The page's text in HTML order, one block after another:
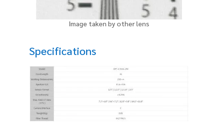
Image taken by other lens
Specifications